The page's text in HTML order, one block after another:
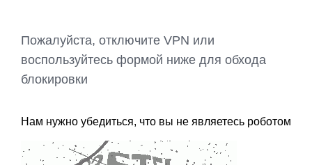
Пожалуйста, отключите VPN или
воспользуйтесь формой ниже для обхода
блокировки
Нам нужно убедиться, что вы не являетесь роботом